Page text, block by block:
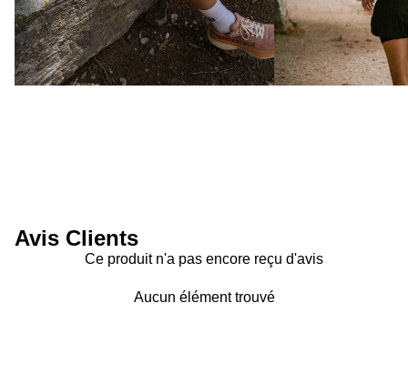
Avis Clients
Ce produit n'a pas encore reçu d'avis
Aucun élément trouvé